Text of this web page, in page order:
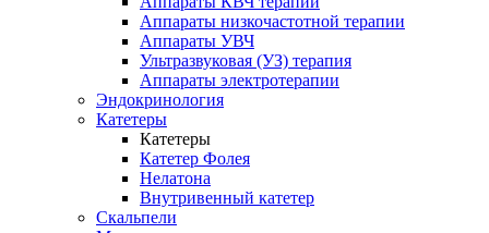
Аппараты низкочастотной терапии
Аппараты УВЧ
Ультразвуковая (УЗ) терапия
Аппараты электротерапии
Эндокринология
Катетеры
Катетеры
Катетер Фолея
Нелатона
Внутривенный катетер
Скальпели